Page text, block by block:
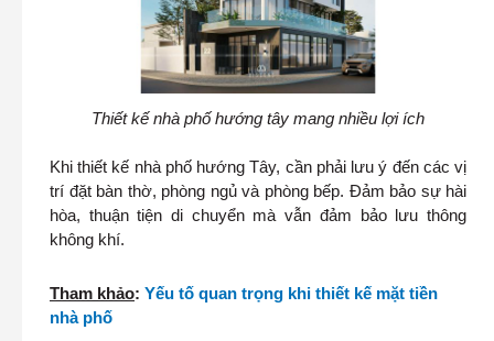
Thiết kế nhà phố hướng tây mang nhiều lợi ích
Khi thiết kế nhà phố hướng Tây, cần phải lưu ý đến các vị
trí đặt bàn thờ, phòng ngủ và phòng bếp. Đảm bảo sự hài
hòa, thuận tiện di chuyển mà vẫn đảm bảo lưu thông
không khí.
Tham khảo: Yếu tố quan trọng khi thiết kế mặt tiền
nhà phố